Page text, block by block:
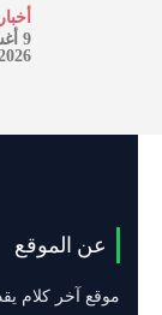
أخبار
9
عن الموقع
موقع آخر كلام